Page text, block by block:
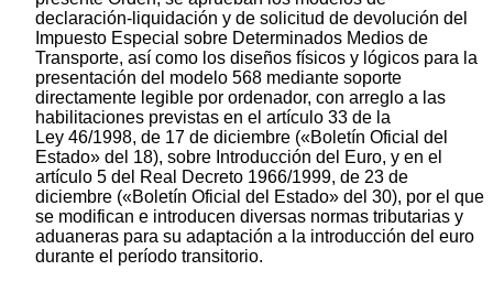
declaración-liquidación y de solicitud de devolución del
Impuesto Especial sobre Determinados Medios de
Transporte, así como los diseños físicos y lógicos para la
presentación del modelo 568 mediante soporte
directamente legible por ordenador, con arreglo a las
habilitaciones previstas en el artículo 33 de la
Ley 46/1998, de 17 de diciembre («Boletín Oficial del
Estado» del 18), sobre Introducción del Euro, y en el
artículo 5 del Real Decreto 1966/1999, de 23 de
diciembre («Boletín Oficial del Estado» del 30), por el que
se modifican e introducen diversas normas tributarias y
aduaneras para su adaptación a la introducción del euro
durante el período transitorio.